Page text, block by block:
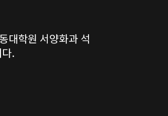
대학원 서양화과 석
.